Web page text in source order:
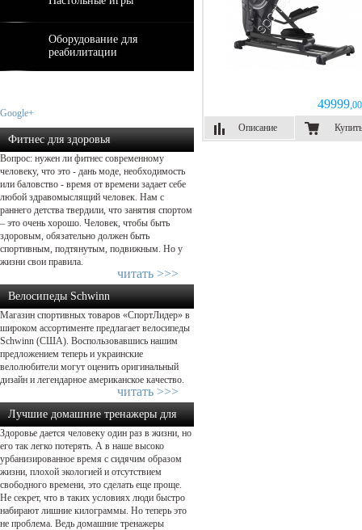
Оборудование для
реабилитации
Google+
Фитнес для здоровья
Вопрос: нужен ли фитнес современному
человеку, что это - дань моде, необходимость
или баловство - время от времени задает себе
любой здравомыслящий человек. Нам с
раннего детства твердили, что занятия спортом
– это очень хорошо. Человек, чтобы быть
здоровым, обязательно должен быть
спортивным, подтянутым, подвижным. Но у
жизни свои правила.
читать >>>
Велосипеды Schwinn
Магазин спортивных товаров «СпортЛидер» в
широком ассортименте предлагает велосипеды
Schwinn (США). Воспользовавшись нашим
предложением теперь и украинские
велолюбители могут оценить оригинальный
дизайн и легендарное американское качество.
читать >>>
Лучшие домашние тренажеры для
похудения: какой выбрать?...
Здоровье дается человеку один раз в жизни, но
его так легко потерять. А в наше высоко
урбанизированное время с сидячим образом
жизни, плохой экологией и отсутствием
свободного времени, это сделать еще проще.
Не секрет, что в таких условиях люди быстро
набирают лишние килограммы. Но теперь это
не проблема. Ведь домашние тренажеры
49999
Описание
Купить